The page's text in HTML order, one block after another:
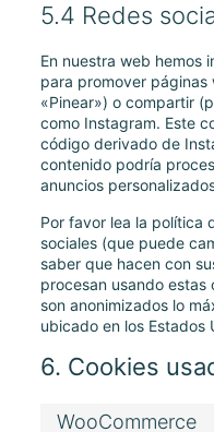
5.4 Redes
En nuestra web hemos
para promover páginas
«Pinear») o compartir
como Instagram. Este
código derivado de
contenido podría
anuncios
Por favor lea la política
sociales (que puede
saber que hacen con
procesan usando
son anonimizados lo
ubicado en los Estados
6. Cookies
WooCommerce